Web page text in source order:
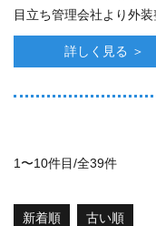
目立ち管理会社より外
様な中、（ひまわりホー
詳しく見る ＞
1〜10件目/全39件
新着順 古い順